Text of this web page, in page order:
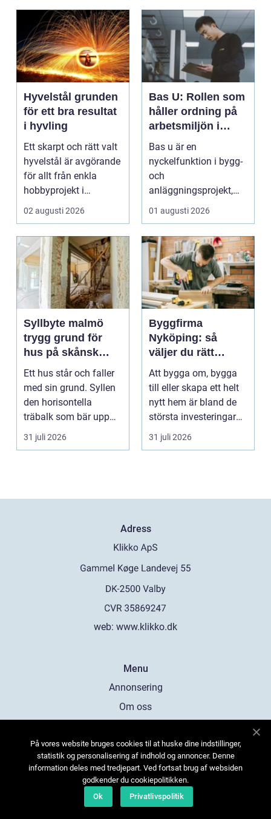
Hyvelstål grunden
för ett bra resultat
i hyvling
Ett skarpt och rätt valt
hyvelstål är avgörande
för allt från enkla
hobbyprojekt i
verkstaden till k...
02 augusti 2026
Bas U: Rollen som
håller ordning på
arbetsmiljön i
byggprojekt
Bas u är en
nyckelfunktion i bygg-
och
anläggningsprojekt,
med ansvar för att
arbetsm...
01 augusti 2026
Syllbyte malmö
trygg grund för
hus på skånsk
mark
Ett hus står och faller
med sin grund. Syllen
den horisontella
träbalk som bär upp
väggarna mot pla...
31 juli 2026
Byggfirma
Nyköping: så
väljer du rätt
partner för ditt
projekt
Att bygga om, bygga
till eller skapa ett helt
nytt hem är bland de
största investeringar
m...
31 juli 2026
Adress
web: www.klikko.dk
Menu
Annonsering
Om oss
Kontakta oss
Sitemap
På vores website bruges cookies til at huske dine indstillinger,
statistik og personalisering af indhold og annoncer. Denne
information deles med tredjepart. Ved fortsat brug af websiden
godkender du cookiepolitikken.
Ok
Privatlivspolitik